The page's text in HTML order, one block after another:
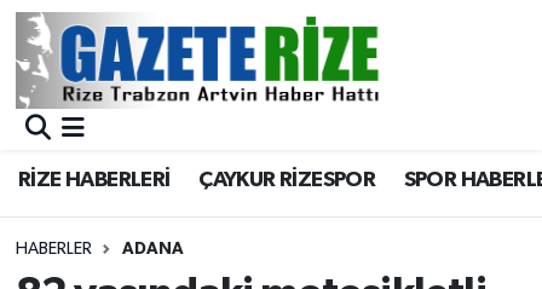
RİZE HABERLERİ ÇAYKUR RİZESPOR SPOR
HABERLER ADANA
BÖLGEMİZ
Asayiş
Rize Jandarma Komutanlığı
Merkez Nöbetçi Eczaneler
Merkez Trafik Yoğunluk Haritası
Süper Lig Puan Durumu ve Fikstür